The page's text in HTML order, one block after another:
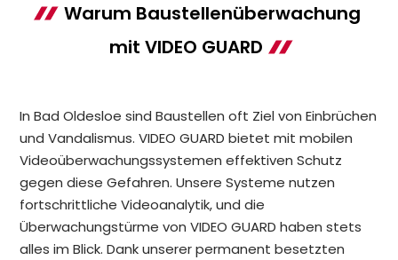
Warum Baustellenüberwachung
mit VIDEO GUARD
In Bad Oldesloe sind Baustellen oft Ziel von Einbrüchen
und Vandalismus. VIDEO GUARD bietet mit mobilen
Videoüberwachungssystemen effektiven Schutz
gegen diese Gefahren. Unsere Systeme nutzen
fortschrittliche Videoanalytik, und die
Überwachungstürme von VIDEO GUARD haben stets
alles im Blick. Dank unserer permanent besetzten